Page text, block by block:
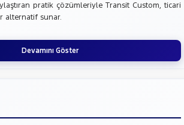
pratik çözümleriyle Transit Custom, ticari
alternatif sunar.
Devamını Göster